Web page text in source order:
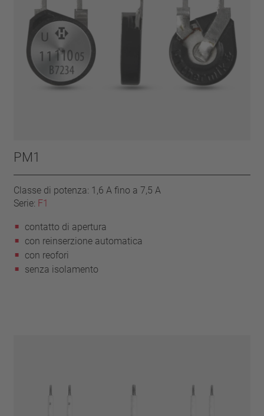
PM1
Classe di potenza: 1,6 A fino a 7,5 A
Serie: F1
contatto di apertura
con reinserzione automatica
con reofori
senza isolamento